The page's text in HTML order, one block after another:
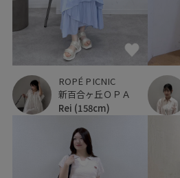
ROPÉ PICNIC
新百合ヶ丘ＯＰＡ
Rei (158cm)